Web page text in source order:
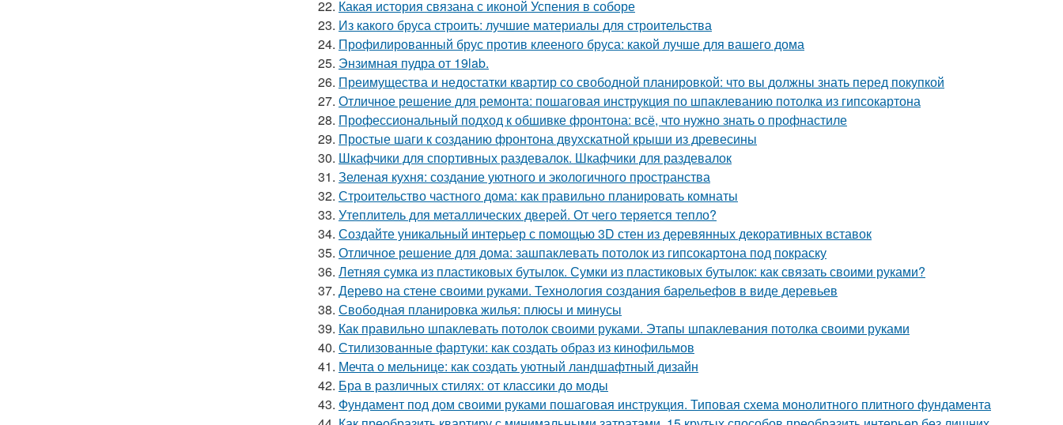
22. Какая история связана с иконой Успения в соборе
23. Из какого бруса строить: лучшие материалы для строительства
24. Профилированный брус против клееного бруса: какой лучше для вашего дома
25. Энзимная пудра от 19lab.
26. Преимущества и недостатки квартир со свободной планировкой: что вы должны знать перед покупкой
27. Отличное решение для ремонта: пошаговая инструкция по шпаклеванию потолка из гипсокартона
28. Профессиональный подход к обшивке фронтона: всё, что нужно знать о профнастиле
29. Простые шаги к созданию фронтона двухскатной крыши из древесины
30. Шкафчики для спортивных раздевалок. Шкафчики для раздевалок
31. Зеленая кухня: создание уютного и экологичного пространства
32. Строительство частного дома: как правильно планировать комнаты
33. Утеплитель для металлических дверей. От чего теряется тепло?
34. Создайте уникальный интерьер с помощью 3D стен из деревянных декоративных вставок
35. Отличное решение для дома: зашпаклевать потолок из гипсокартона под покраску
36. Летняя сумка из пластиковых бутылок. Сумки из пластиковых бутылок: как связать своими руками?
37. Дерево на стене своими руками. Технология создания барельефов в виде деревьев
38. Свободная планировка жилья: плюсы и минусы
39. Как правильно шпаклевать потолок своими руками. Этапы шпаклевания потолка своими руками
40. Стилизованные фартуки: как создать образ из кинофильмов
41. Мечта о мельнице: как создать уютный ландшафтный дизайн
42. Бра в различных стилях: от классики до моды
43. Фундамент под дом своими руками пошаговая инструкция. Типовая схема монолитного плитного фундамента